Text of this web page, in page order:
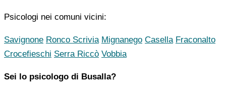
Psicologi nei comuni vicini:
Savignone Ronco Scrivia Mignanego Casella Fraconalto
Crocefieschi Serra Riccò Vobbia
Sei lo psicologo di Busalla?